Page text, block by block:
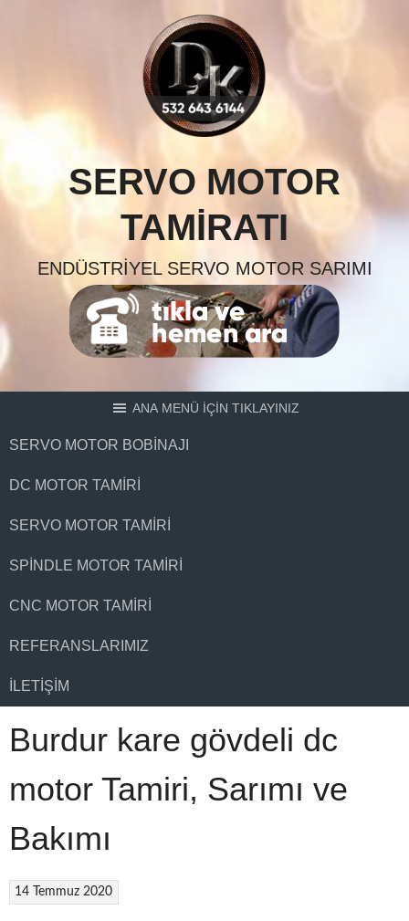
SERVO MOTOR
TAMIRATI
ENDÜSTRIYEL SERVO MOTOR SARIMI
ANA MENÜ İÇİN TIKLAYINIZ
SERVO MOTOR BOBINAJI
DC MOTOR TAMIRI
SERVO MOTOR TAMIRI
SPINDLE MOTOR TAMIRI
CNC MOTOR TAMIRI
REFERANSLARIMIZ
İLETIŞIM
Burdur kare gövdeli dc
motor Tamiri, Sarımı ve
Bakımı
14 Temmuz 2020